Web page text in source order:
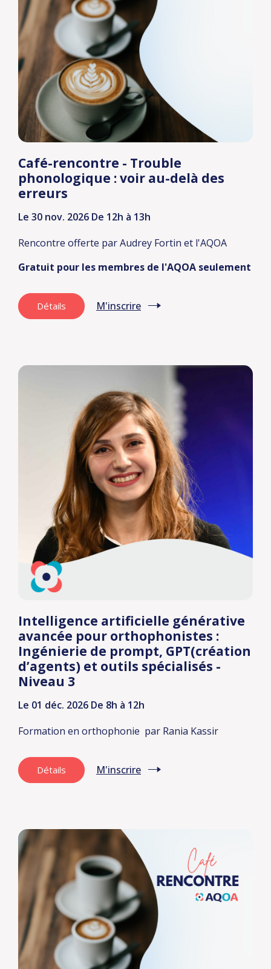
Café-rencontre - Trouble
phonologique : voir au-delà des
erreurs
Le 30 nov. 2026 De 12h à 13h
Rencontre offerte par Audrey Fortin et l'AQOA
Gratuit pour les membres de l'AQOA seulement
Détails M'inscrire
Intelligence artificielle générative
avancée pour orthophonistes :
Ingénierie de prompt, GPT(création
d’agents) et outils spécialisés -
Niveau 3
Le 01 déc. 2026 De 8h à 12h
Formation en orthophonie par Rania Kassir
Détails M'inscrire